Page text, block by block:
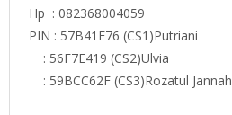
Hp : 082368004059
PIN : 57B41E76 (CS1)Putriani
: 56F7E419 (CS2)Ulvia
: 59BCC62F (CS3)Rozatul Jannah